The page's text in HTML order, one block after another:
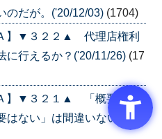
のだが。('20/12/03) (1704)
Ａ】▼３２２▲ 代理店権利
に行えるか？('20/11/26) (17
Ａ】▼３２１▲ 「概要書面
ない」は間違いないか？